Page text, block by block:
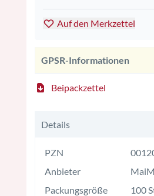
Auf den Merkzettel
GPSR-Informationen
Beipackzettel
Details
PZN
Anbieter
Packungsgröße
100